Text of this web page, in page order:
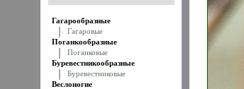
Гагарообразные
Гагаровые
Поганкообразные
Поганковые
Буревестникообразные
Буревестниковые
Веслоногие